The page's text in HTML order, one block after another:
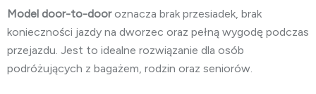
Model door-to-dooroznacza brak przesiadek, brak
konieczności jazdy na dworzec oraz pełną wygodę podczas
przejazdu. Jest to idealne rozwiązanie dla osób
podróżujących z bagażem, rodzin oraz seniorów.